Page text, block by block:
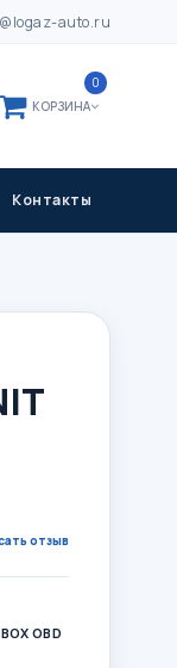
auto.ru
КОРЗИНА
0
Контакты
отзыв
OBD